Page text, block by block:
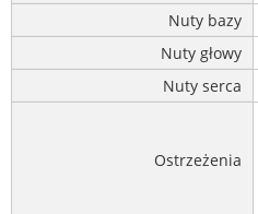
Nuty bazy
Nuty głowy
Nuty serca
Ostrzeżenia